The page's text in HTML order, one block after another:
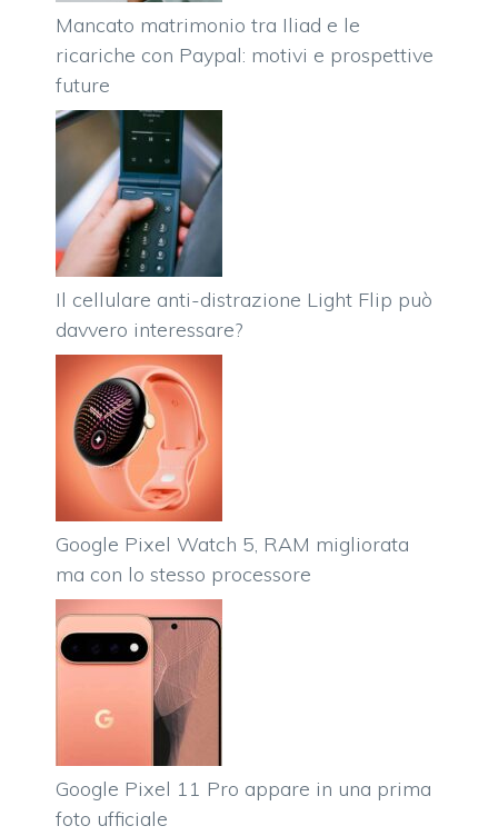
Mancato matrimonio tra Iliad e le
ricariche con Paypal: motivi e prospettive
future
Il cellulare anti-distrazione Light Flip può
davvero interessare?
Google Pixel Watch 5, RAM migliorata
ma con lo stesso processore
Google Pixel 11 Pro appare in una prima
foto ufficiale